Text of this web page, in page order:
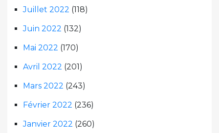
Juillet 2022 (118)
Juin 2022 (132)
Mai 2022 (170)
Avril 2022 (201)
Mars 2022 (243)
Février 2022 (236)
Janvier 2022 (260)